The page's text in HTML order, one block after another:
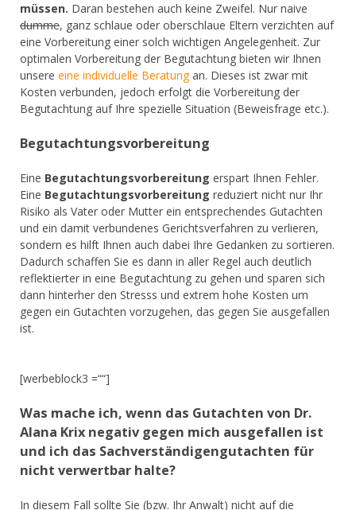
müssen. Daran bestehen auch keine Zweifel. Nur naive
dumme, ganz schlaue oder oberschlaue Eltern verzichten auf
eine Vorbereitung einer solch wichtigen Angelegenheit. Zur
optimalen Vorbereitung der Begutachtung bieten wir Ihnen
unsere eine individuelle Beratungan. Dieses ist zwar mit
Kosten verbunden, jedoch erfolgt die Vorbereitung der
Begutachtung auf Ihre spezielle Situation (Beweisfrage etc.).
Begutachtungsvorbereitung
Eine Begutachtungsvorbereitung erspart Ihnen Fehler.
Eine Begutachtungsvorbereitung reduziert nicht nur Ihr
Risiko als Vater oder Mutter ein entsprechendes Gutachten
und ein damit verbundenes Gerichtsverfahren zu verlieren,
sondern es hilft Ihnen auch dabei Ihre Gedanken zu sortieren.
Dadurch schaffen Sie es dann in aller Regel auch deutlich
reflektierter in eine Begutachtung zu gehen und sparen sich
dann hinterher den Stresss und extrem hohe Kosten um
gegen ein Gutachten vorzugehen, das gegen Sie ausgefallen
ist.
[werbeblock3 =““]
Was mache ich, wenn das Gutachten von Dr.
Alana Krix negativ gegen mich ausgefallen ist
und ich das Sachverständigengutachten für
nicht verwertbar halte?
In diesem Fall sollte Sie (bzw. Ihr Anwalt) nicht auf die